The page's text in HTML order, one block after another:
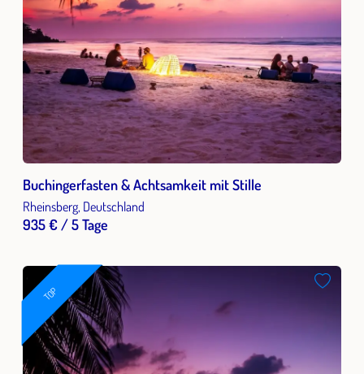
Buchingerfasten & Achtsamkeit mit Stille
Rheinsberg, Deutschland
935 € / 5 Tage
TOP